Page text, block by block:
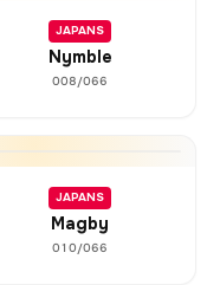
JAPANS
Nymble
008/066
JAPANS
Magby
010/066